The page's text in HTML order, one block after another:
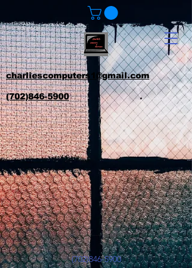
charliescomputers1@gmail.com
(702)846-5900
(702)846-5900